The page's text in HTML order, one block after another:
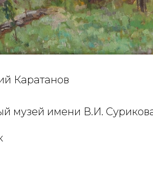
Каратанов
музей имени В.И.